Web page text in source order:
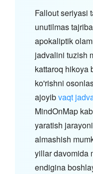
Fallout seriyasi
unutilmas
apokaliptik
jadvalini tuzish
kattaroq hikoya
ko'rishni
ajoyibvaqt
MindOnMap
yaratish
almashish
yillar davomida
endigina